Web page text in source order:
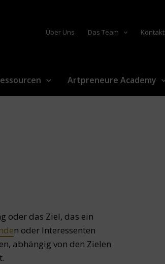
Über Uns Das Team Kontakt
Artpreneure Academy
oder das Ziel, das ein
n oder Interessenten
abhängig von den Zielen